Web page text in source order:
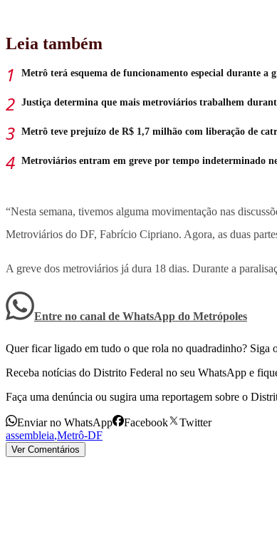
Leia também
Metrô terá esquema de funcionamento especial durante a
Justiça determina que mais metroviários trabalhem
Metrô teve prejuízo de R$ 1,7 milhão com liberação de
Metroviários entram em greve por tempo indeterminado
“Nesta semana, tivemos alguma movimentação nas
Metroviários do DF, Fabrício Cipriano. Agora, as duas
A greve dos metroviários já dura 18 dias. Durante a
Entre no canal de WhatsApp do Metrópoles
Quer ficar ligado em tudo o que rola no quadradinho? Siga
Receba notícias do Distrito Federal no seu WhatsApp e
Faça uma denúncia ou sugira uma reportagem sobre o
Enviar no WhatsApp Facebook
Twitter
assembleia,Metrô-DF
Ver Comentários